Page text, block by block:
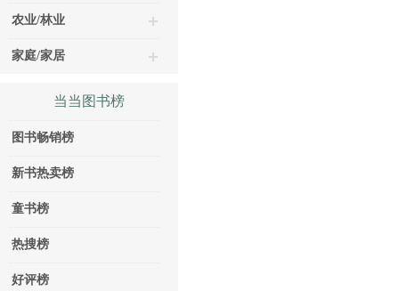
农业/林业
家庭/家居
当当图书榜
图书畅销榜
新书热卖榜
童书榜
热搜榜
好评榜